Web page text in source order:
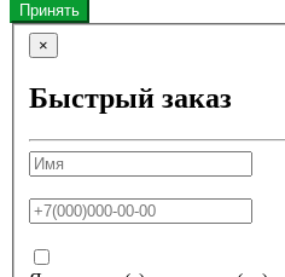
Принять
×
Быстрый заказ